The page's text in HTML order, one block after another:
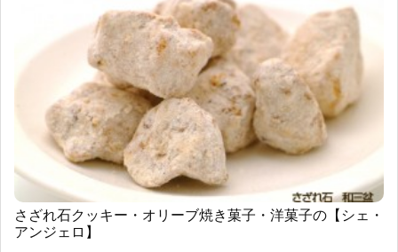
さざれ石クッキー・オリーブ焼き菓子・洋菓子の【シェ・
アンジェロ】